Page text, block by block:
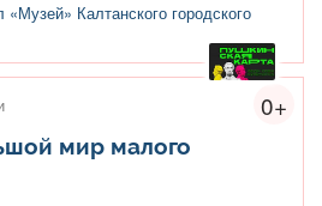
Калтанского городского
0+
мир малого